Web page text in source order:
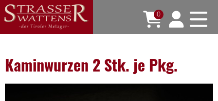
0
Kaminwurzen 2 Stk. je Pkg.